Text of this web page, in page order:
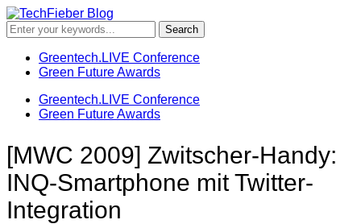
Greentech.LIVE Conference
Green Future Awards
Greentech.LIVE Conference
Green Future Awards
[MWC 2009] Zwitscher-Handy:
INQ-Smartphone mit Twitter-
Integration